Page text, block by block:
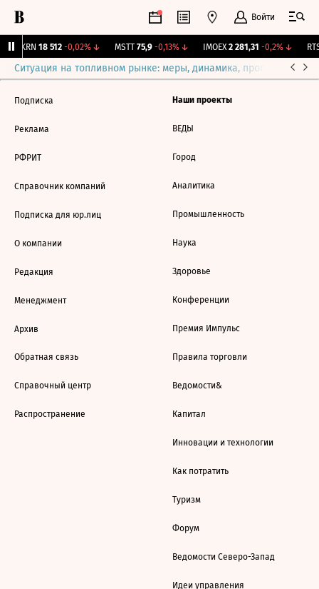
Войти
AKRN 18 512 -0,02%↓ MSTT 75,9 -0,13%↓ IMOEX 2 281,31 -0,2%↓
Ситуация на топливном рынке: меры, динамика, прогнозы
Подписка
Реклама
РФРИТ
Справочник компаний
Подписка для юр.лиц
О компании
Редакция
Менеджмент
Архив
Обратная связь
Справочный центр
Распространение
Наши проекты
ВЕДЫ
Город
Аналитика
Промышленность
Наука
Здоровье
Конференции
Премия Импульс
Правила торговли
Ведомости&
Капитал
Инновации и технологии
Как потратить
Туризм
Форум
Ведомости Северо-Запад
Идеи управления